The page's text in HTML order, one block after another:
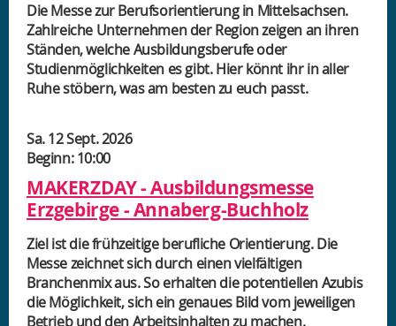
Die Messe zur Berufsorientierung in Mittelsachsen.
Zahlreiche Unternehmen der Region zeigen an ihren
Ständen, welche Ausbildungsberufe oder
Studienmöglichkeiten es gibt. Hier könnt ihr in aller
Ruhe stöbern, was am besten zu euch passt.
Sa. 12 Sept. 2026
Beginn: 10:00
MAKERZDAY - Ausbildungsmesse
Erzgebirge - Annaberg-Buchholz
Ziel ist die frühzeitige berufliche Orientierung. Die
Messe zeichnet sich durch einen vielfältigen
Branchenmix aus. So erhalten die potentiellen Azubis
die Möglichkeit, sich ein genaues Bild vom jeweiligen
Betrieb und den Arbeitsinhalten zu machen.